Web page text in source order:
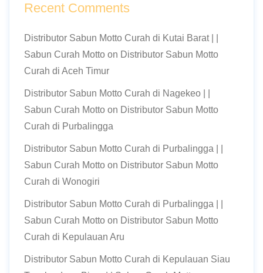
Recent Comments
Distributor Sabun Motto Curah di Kutai Barat | |
Sabun Curah Motto on Distributor Sabun Motto
Curah di Aceh Timur
Distributor Sabun Motto Curah di Nagekeo | |
Sabun Curah Motto on Distributor Sabun Motto
Curah di Purbalingga
Distributor Sabun Motto Curah di Purbalingga | |
Sabun Curah Motto on Distributor Sabun Motto
Curah di Wonogiri
Distributor Sabun Motto Curah di Purbalingga | |
Sabun Curah Motto on Distributor Sabun Motto
Curah di Kepulauan Aru
Distributor Sabun Motto Curah di Kepulauan Siau